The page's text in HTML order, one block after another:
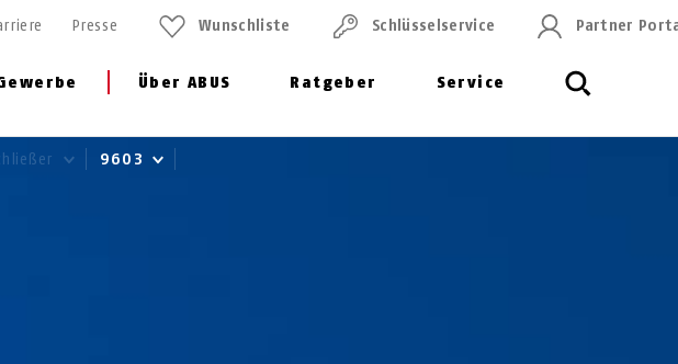
Über ABUS Ratgeber Service
Presse Wunschliste Schlüssel­service Partner
9603